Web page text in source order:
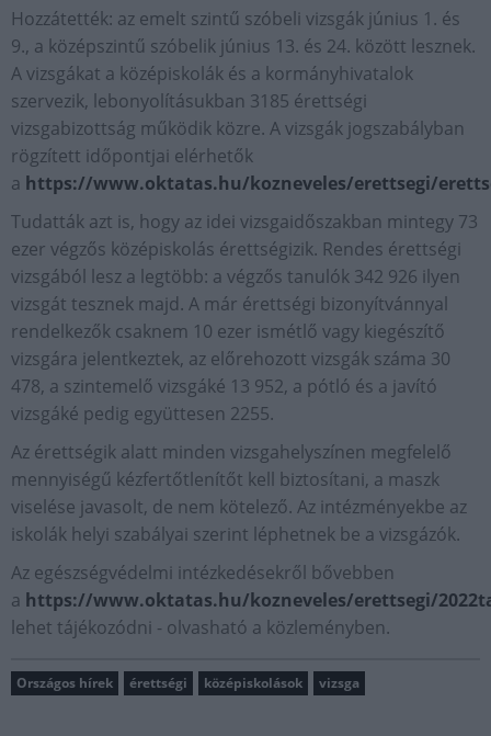
Hozzátették: az emelt szintű szóbeli vizsgák június 1. és
9., a középszintű szóbelik június 13. és 24. között lesznek.
A vizsgákat a középiskolák és a kormányhivatalok
szervezik, lebonyolításukban 3185 érettségi
vizsgabizottság működik közre. A vizsgák jogszabályban
rögzített időpontjai elérhetők
a https://www.oktatas.hu/kozneveles/erettsegi/
Tudatták azt is, hogy az idei vizsgaidőszakban mintegy 73
ezer végzős középiskolás érettségizik. Rendes érettségi
vizsgából lesz a legtöbb: a végzős tanulók 342 926 ilyen
vizsgát tesznek majd. A már érettségi bizonyítvánnyal
rendelkezők csaknem 10 ezer ismétlő vagy kiegészítő
vizsgára jelentkeztek, az előrehozott vizsgák száma 30
478, a szintemelő vizsgáké 13 952, a pótló és a javító
vizsgáké pedig együttesen 2255.
Az érettségik alatt minden vizsgahelyszínen megfelelő
mennyiségű kézfertőtlenítőt kell biztosítani, a maszk
viselése javasolt, de nem kötelező. Az intézményekbe az
iskolák helyi szabályai szerint léphetnek be a vizsgázók.
Az egészségvédelmi intézkedésekről bővebben
a https://www.oktatas.hu/kozneveles/erettsegi/
lehet tájékozódni - olvasható a közleményben.
Országos hírek érettségi középiskolások vizsga